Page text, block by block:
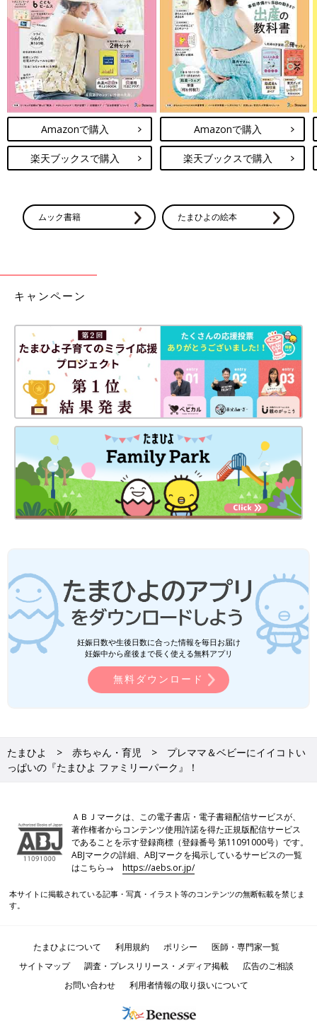
Amazonで購入
楽天ブックスで購入
Amazonで購入
楽天ブックスで購入
ムック書籍 たまひよの絵本
キャンペーン
妊娠日数や生後日数に合った情報を毎日お届け
妊娠中から産後まで長く使える無料アプリ
無料ダウンロード
たまひよ 赤ちゃん・育児
プレママ＆ベビーにイイコトい
っぱいの『たまひよ ファミリーパーク』！
ＡＢＪマークは、この電子書店・電子書籍配信サービスが、
著作権者からコンテンツ使用許諾を得た正規版配信サービス
であることを示す登録商標（登録番号 第11091000号）です。
ABJマークの詳細、ABJマークを掲示しているサービスの一覧
はこちら→https://aebs.or.jp/
本サイトに掲載されている記事・写真・イラスト等のコンテンツの無断転載を禁じま
す。
たまひよについて 利用規約 ポリシー
医師・専門家一覧
サイトマップ
調査・プレスリリース・メディア掲載
広告のご相談
お問い合わせ
利用者情報の取り扱いについて